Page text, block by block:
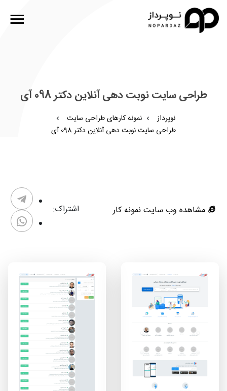
طراحی سایت نوبت دهی آنلاین دکتر 098 آی
نوپرداز
نمونه کارهای طراحی سایت
طراحی سایت نوبت دهی آنلاین دکتر 098 آی
مشاهده وب سایت نمونه کار اشتراک: